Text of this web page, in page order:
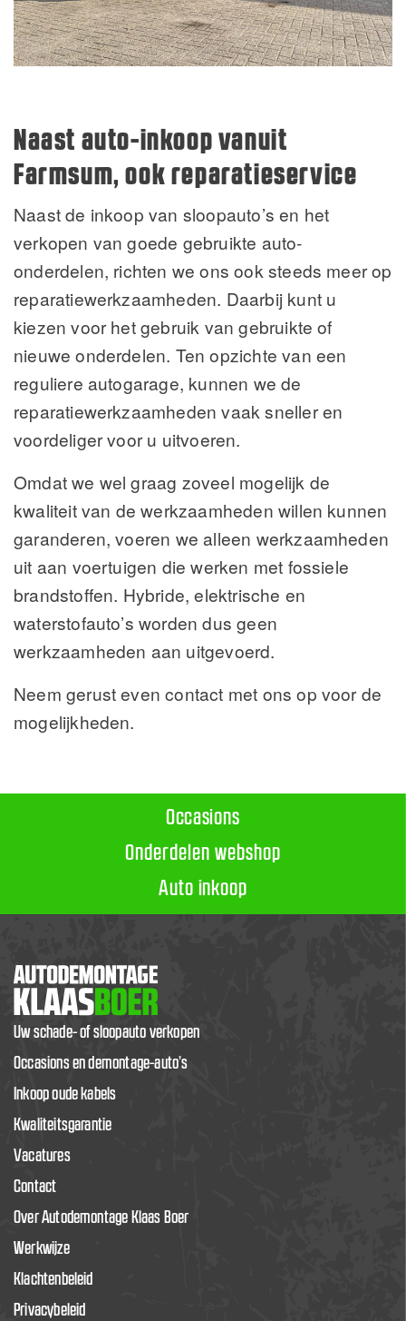
Naast auto-inkoop vanuit
Farmsum, ook reparatieservice
Naast de inkoop van sloopauto’s en het
verkopen van goede gebruikte auto-
onderdelen, richten we ons ook steeds meer op
reparatiewerkzaamheden. Daarbij kunt u
kiezen voor het gebruik van gebruikte of
nieuwe onderdelen. Ten opzichte van een
reguliere autogarage, kunnen we de
reparatiewerkzaamheden vaak sneller en
voordeliger voor u uitvoeren.
Omdat we wel graag zoveel mogelijk de
kwaliteit van de werkzaamheden willen kunnen
garanderen, voeren we alleen werkzaamheden
uit aan voertuigen die werken met fossiele
brandstoffen. Hybride, elektrische en
waterstofauto’s worden dus geen
werkzaamheden aan uitgevoerd.
Neem gerust even contact met ons op voor de
mogelijkheden.
Occasions
Onderdelen webshop
Auto inkoop
Uw schade- of sloopauto verkopen
Occasions en demontage-auto’s
Inkoop oude kabels
Kwaliteitsgarantie
Vacatures
Contact
Over Autodemontage Klaas Boer
Werkwijze
Klachtenbeleid
Privacybeleid